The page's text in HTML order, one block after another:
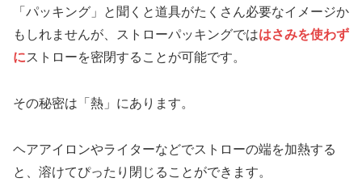
「パッキング」と聞くと道具がたくさん必要なイメージか
もしれませんが、ストローパッキングでははさみを使わず
にストローを密閉することが可能です。
その秘密は「熱」にあります。
ヘアアイロンやライターなどでストローの端を加熱する
と、溶けてぴったり閉じることができます。